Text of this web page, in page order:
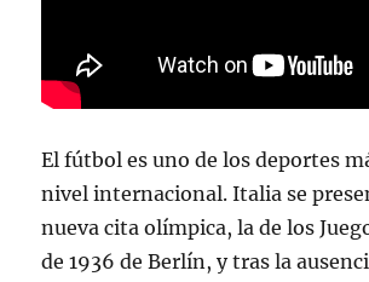
El fútbol es uno de los deportes
nivel internacional. Italia se
nueva cita olímpica, la de los
de 1936 de Berlín, y tras la